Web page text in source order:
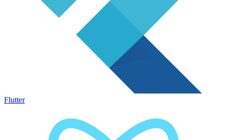
Flutter